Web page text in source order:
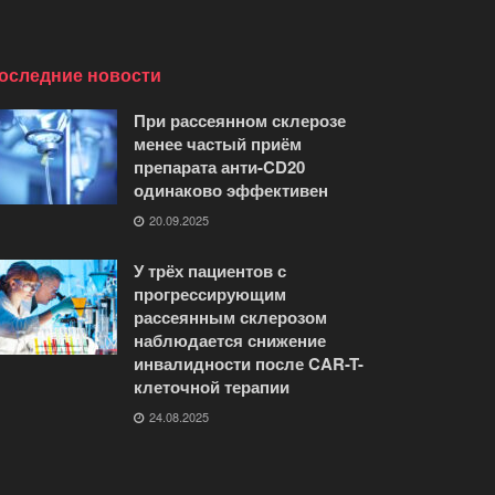
новости
При рассеянном склерозе
менее частый приём
препарата анти-CD20
одинаково эффективен
20.09.2025
У трёх пациентов с
прогрессирующим
рассеянным склерозом
наблюдается снижение
инвалидности после CAR-T-
клеточной терапии
24.08.2025